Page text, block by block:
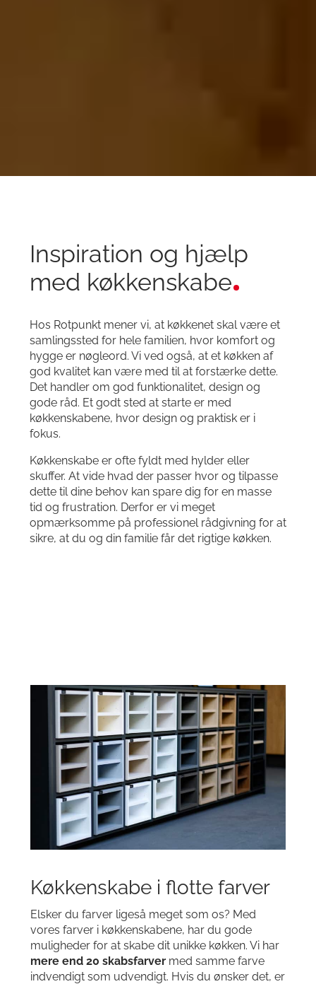
Inspiration og hjælp
med køkkenskabe
Hos Rotpunkt mener vi, at køkkenet skal være et
samlingssted for hele familien, hvor komfort og
hygge er nøgleord. Vi ved også, at et køkken af ​​
god kvalitet kan være med til at forstærke dette.
Det handler om god funktionalitet, design og
gode råd. Et godt sted at starte er med
køkkenskabene, hvor design og praktisk er i
fokus.
Køkkenskabe er ofte fyldt med hylder eller
skuffer. At vide hvad der passer hvor og tilpasse
dette til dine behov kan spare dig for en masse
tid og frustration. Derfor er vi meget
opmærksomme på professionel rådgivning for at
sikre, at du og din familie får det rigtige køkken.
Køkkenskabe i flotte farver
Elsker du farver ligeså meget som os? Med
vores farver i køkkenskabene, har du gode
muligheder for at skabe dit unikke køkken. Vi har
mere end 20 skabsfarver med samme farve
indvendigt som udvendigt. Hvis du ønsker det, er